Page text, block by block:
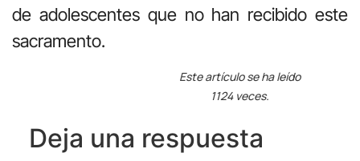
de adolescentes que no han recibido este
sacramento.
Este artículo se ha leído
1124 veces.
Deja una respuesta